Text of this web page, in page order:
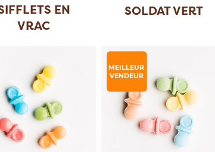
EN
VRAC
SOLDAT VERT
MEILLEUR
VENDEUR